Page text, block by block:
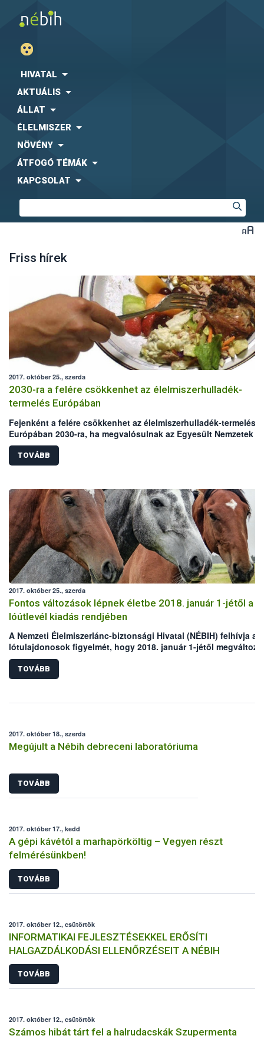
HIVATAL
AKTUÁLIS
ÁLLAT
ÉLELMISZER
NÖVÉNY
ÁTFOGÓ TÉMÁK
KAPCSOLAT
Friss hírek
2017. október 25., szerda
2030-ra a felére csökkenhet az élelmiszerhulladék-
termelés Európában
Fejenként a felére csökkenhet az élelmiszerhulladék-termelés
Európában 2030-ra, ha megvalósulnak az Egyesült Nemzetek
Szervezetének Élelmezésügyi és Mezőgazdasági Szervezete
és az Európai Unió új szándéknyilatkozatában kitűzött célok. A
nemzetközi akcióhoz a NÉBIH is csatlakozott a „Maradék
pazarlás elleni küzdelem mellett az antimikrobiális rezisztencia
(AMR) növekvő fenyegetésére is felhívja a figyelmet.
TOVÁBB
2017. október 25., szerda
Fontos változások lépnek életbe 2018. január 1-jétől a
lóútlevél kiadás rendjében
A Nemzeti Élelmiszerlánc-biztonsági Hivatal (NÉBIH) felhívja a
lótulajdonosok figyelmét, hogy 2018. január 1-jétől
lóútlevelek kibocsátásának rendje. Jövő év elejétől a hatóság
kizárólag ún. „másodlat” lóútlevelet, illetve „helyettesítő
állít ki azokra az egyedekre, amelyeknél az azonosítás, illetve a
okmányokkal rendelkező lovakat automatikusan kizárják az
biztonsági kockázatok csökkentése érdekében kerül sor.
TOVÁBB
2017. október 18., szerda
Megújult a Nébih debreceni laboratóriuma
TOVÁBB
2017. október 17., kedd
A gépi kávétól a marhapörköltig – Vegyen részt
felmérésünkben!
TOVÁBB
2017. október 12., csütörtök
INFORMATIKAI FEJLESZTÉSEKKEL ERŐSÍTI
HALGAZDÁLKODÁSI ELLENŐRZÉSEIT A NÉBIH
TOVÁBB
2017. október 12., csütörtök
Számos hibát tárt fel a halrudacskák Szupermenta